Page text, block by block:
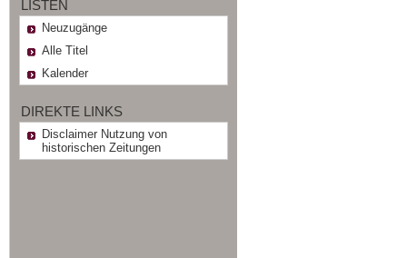
LISTEN
Neuzugänge
Alle Titel
Kalender
DIREKTE LINKS
Disclaimer Nutzung von
historischen Zeitungen